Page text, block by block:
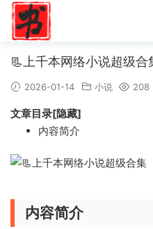
📃上千本网络小说超级合
2026-01-14 小说 208
文章目录[隐藏]
内容简介
内容简介